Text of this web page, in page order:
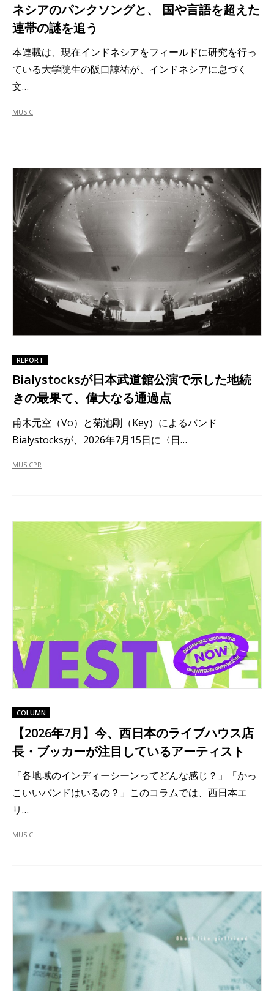
ネシアのパンクソングと、 国や言語を超えた
連帯の謎を追う
本連載は、現在インドネシアをフィールドに研究を行っ
ている大学院生の阪口諒祐が、インドネシアに息づく
文…
MUSIC
REPORT
Bialystocksが日本武道館公演で示した地続
きの最果て、偉大なる通過点
甫木元空（Vo）と菊池剛（Key）によるバンド
Bialystocksが、2026年7月15日に〈日…
MUSICPR
COLUMN
【2026年7月】今、西日本のライブハウス店
長・ブッカーが注目しているアーティスト
「各地域のインディーシーンってどんな感じ？」「かっ
こいいバンドはいるの？」このコラムでは、西日本エ
リ…
MUSIC